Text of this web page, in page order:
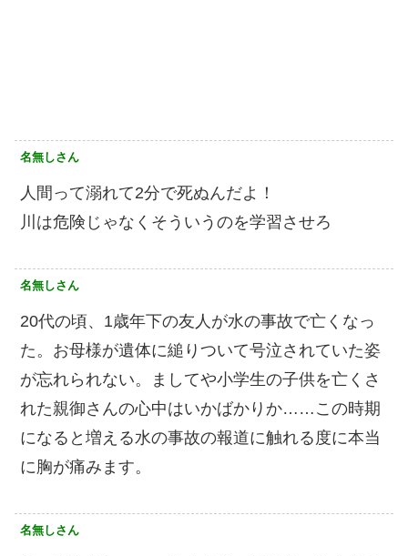
名無しさん
人間って溺れて2分で死ぬんだよ！
川は危険じゃなくそういうのを学習させろ
名無しさん
20代の頃、1歳年下の友人が水の事故で亡くなっ
た。お母様が遺体に縋りついて号泣されていた姿
が忘れられない。ましてや小学生の子供を亡くさ
れた親御さんの心中はいかばかりか……この時期
になると増える水の事故の報道に触れる度に本当
に胸が痛みます。
名無しさん